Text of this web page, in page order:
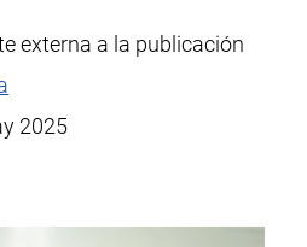
externa a la publicación
2025